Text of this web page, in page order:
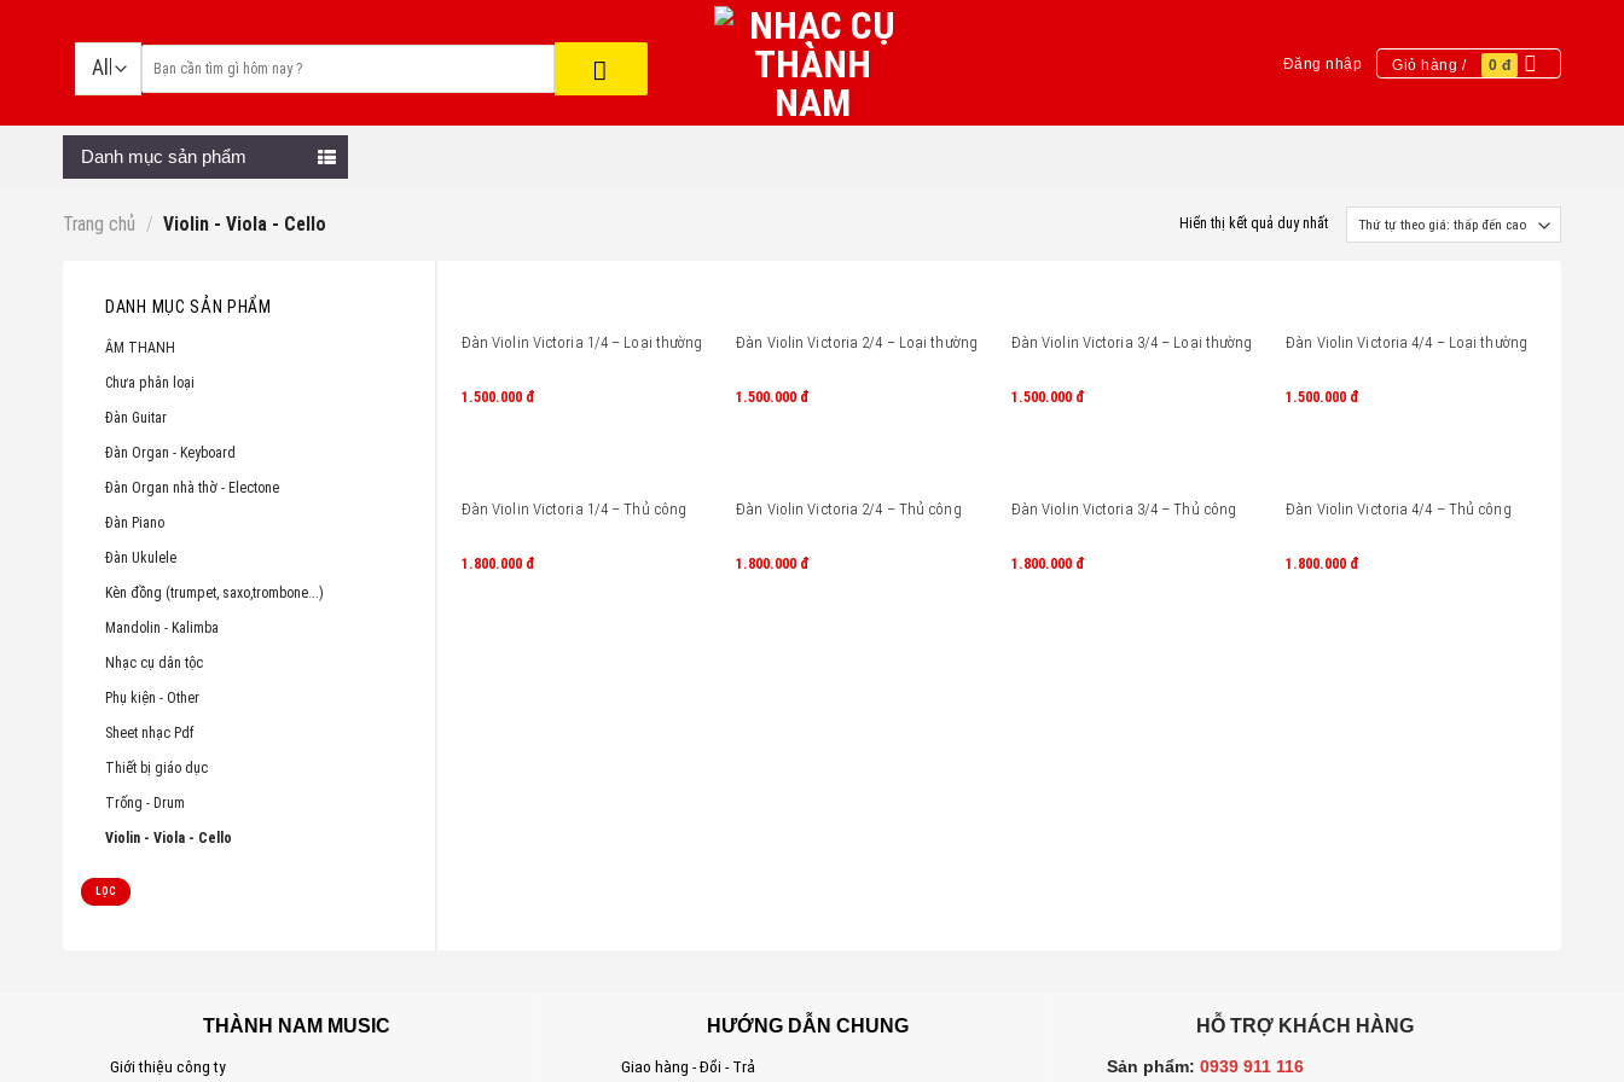
Đăng nhập Giỏ hàng / 0 đ
Danh mục sản phẩm
Trang chủ / Violin - Viola - Cello Hiển thị kết quả duy nhất
DANH MỤC SẢN PHẨM
ÂM THANH
Chưa phân loại
Đàn Guitar
Đàn Organ - Keyboard
Đàn Organ nhà thờ - Electone
Đàn Piano
Đàn Ukulele
Kèn đồng (trumpet, saxo,trombone...)
Mandolin - Kalimba
Nhạc cụ dân tộc
Phụ kiện - Other
Sheet nhạc Pdf
Thiết bị giáo dục
Trống - Drum
Violin - Viola - Cello
LỌC
Đàn Violin Victoria 1/4 – Loại thường
1.500.000 đ
Đàn Violin Victoria 2/4 – Loại thường
1.500.000 đ
Đàn Violin Victoria 3/4 – Loại thường
1.500.000 đ
Đàn Violin Victoria 4/4 – Loại thường
1.500.000 đ
Đàn Violin Victoria 1/4 – Thủ công
1.800.000 đ
Đàn Violin Victoria 2/4 – Thủ công
1.800.000 đ
Đàn Violin Victoria 3/4 – Thủ công
1.800.000 đ
Đàn Violin Victoria 4/4 – Thủ công
1.800.000 đ
THÀNH NAM MUSIC
Giới thiệu công ty
HƯỚNG DẪN CHUNG
Giao hàng - Đổi - Trả
HỖ TRỢ KHÁCH HÀNG
Sản phẩm: 0939 911 116